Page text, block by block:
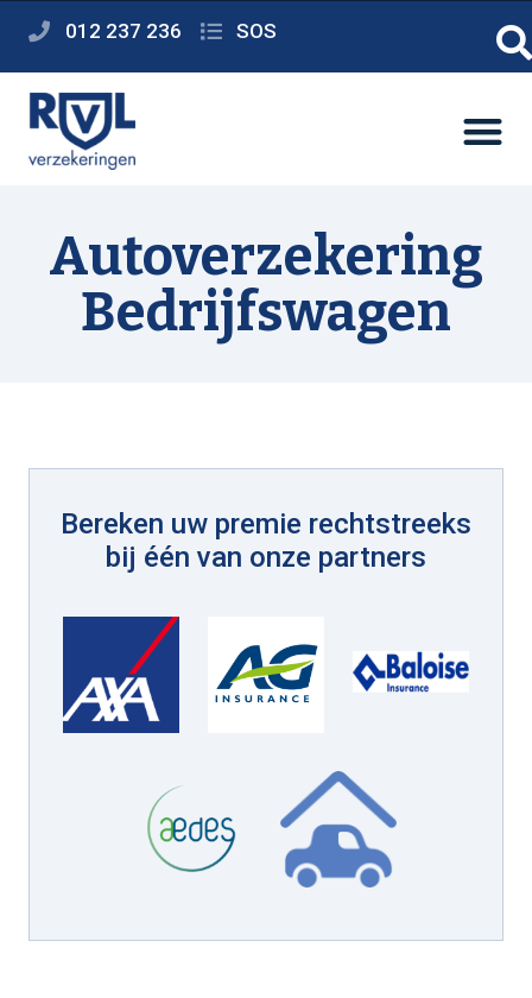
012 237 236 SOS
Autoverzekering
Bedrijfswagen
Bereken uw premie rechtstreeks
bij één van onze partners